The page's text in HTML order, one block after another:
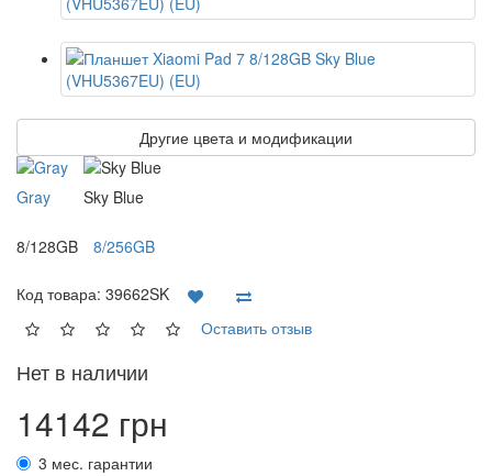
Другие цвета и модификации
Gray Sky Blue
8/128GB 8/256GB
Код товара: 39662SK
Оставить отзыв
Нет в наличии
14142 грн
3 мес. гарантии